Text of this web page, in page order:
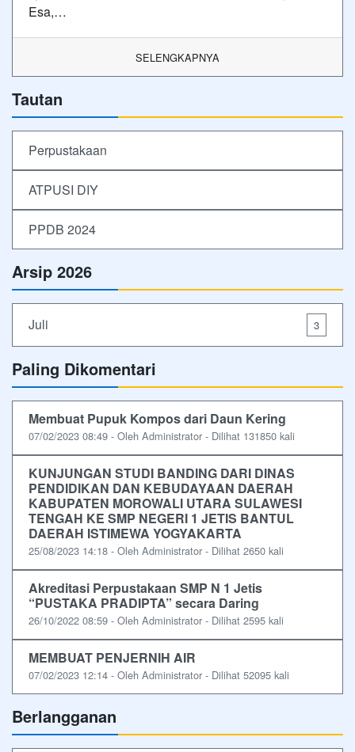
Esa,…
SELENGKAPNYA
Tautan
Perpustakaan
ATPUSI DIY
PPDB 2024
Arsip 2026
Juli 3
Paling Dikomentari
Membuat Pupuk Kompos dari Daun Kering
07/02/2023 08:49 - Oleh Administrator - Dilihat 131850 kali
KUNJUNGAN STUDI BANDING DARI DINAS
PENDIDIKAN DAN KEBUDAYAAN DAERAH
KABUPATEN MOROWALI UTARA SULAWESI
TENGAH KE SMP NEGERI 1 JETIS BANTUL
DAERAH ISTIMEWA YOGYAKARTA
25/08/2023 14:18 - Oleh Administrator - Dilihat 2650 kali
Akreditasi Perpustakaan SMP N 1 Jetis
“PUSTAKA PRADIPTA” secara Daring
26/10/2022 08:59 - Oleh Administrator - Dilihat 2595 kali
MEMBUAT PENJERNIH AIR
07/02/2023 12:14 - Oleh Administrator - Dilihat 52095 kali
Berlangganan